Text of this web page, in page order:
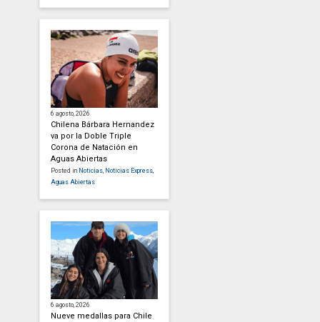
6 agosto, 2026
Chilena Bárbara Hernandez
va por la Doble Triple
Corona de Natación en
Aguas Abiertas
Posted in Noticias Noticias Express
Aguas Abiertas
6 agosto, 2026
Nueve medallas para Chile